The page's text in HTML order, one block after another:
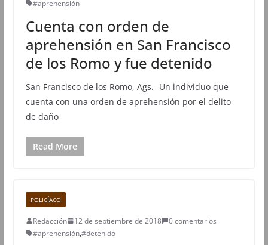
#aprehensión
Cuenta con orden de
aprehensión en San Francisco
de los Romo y fue detenido
San Francisco de los Romo, Ags.- Un individuo que
cuenta con una orden de aprehensión por el delito
de daño
Read More
POLICÍACO
Redacción 12 de septiembre de 2018
0 comentarios
#aprehensión,#detenido